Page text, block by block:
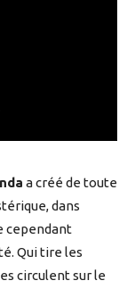
a créé de toute
dans
cependant
Qui tire les
circulent sur le